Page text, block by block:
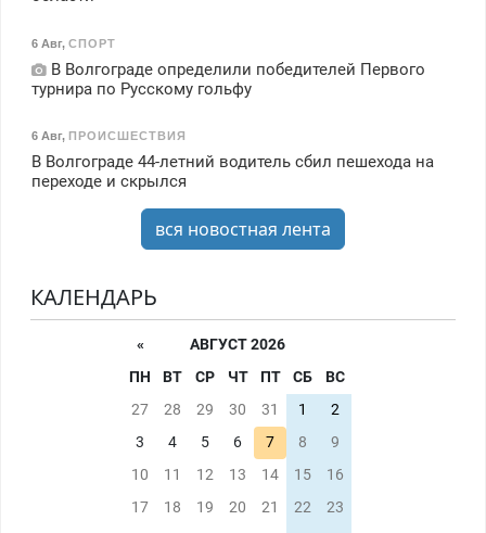
6 Авг, СПОРТ
В Волгограде определили победителей Первого
турнира по Русскому гольфу
6 Авг, ПРОИСШЕСТВИЯ
В Волгограде 44-летний водитель сбил пешехода на
переходе и скрылся
вся новостная лента
КАЛЕНДАРЬ
«
АВГУСТ 2026
ПН
ВТ СР ЧТ ПТ СБ
ВС
27
28 29 30 31 1
2
3
4 5 6 7 8
9
10
11 12 13 14 15
16
17
18 19 20 21 22
23